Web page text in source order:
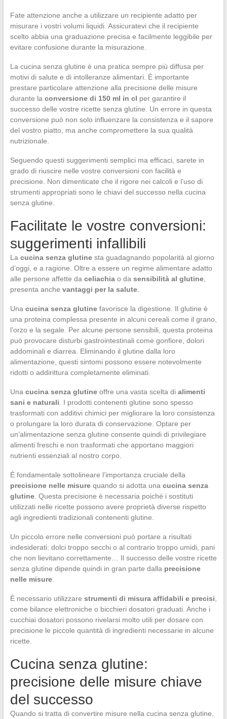
Fate attenzione anche a utilizzare un recipiente adatto per
misurare i vostri volumi liquidi. Assicuratevi che il recipiente
scelto abbia una graduazione precisa e facilmente leggibile per
evitare confusione durante la misurazione.
La cucina senza glutine è una pratica sempre più diffusa per
motivi di salute e di intolleranze alimentari. È importante
prestare particolare attenzione alla precisione delle misure
durante la conversione di 150 ml in cl per garantire il
successo delle vostre ricette senza glutine. Un errore in questa
conversione può non solo influenzare la consistenza e il sapore
del vostro piatto, ma anche compromettere la sua qualità
nutrizionale.
Seguendo questi suggerimenti semplici ma efficaci, sarete in
grado di riuscire nelle vostre conversioni con facilità e
precisione. Non dimenticate che il rigore nei calcoli e l’uso di
strumenti appropriati sono le chiavi del successo nella cucina
senza glutine.
Facilitate le vostre conversioni:
suggerimenti infallibili
La cucina senza glutinesta guadagnando popolarità al giorno
d’oggi, e a ragione. Oltre a essere un regime alimentare adatto
alle persone affette da celiachiao da sensibilità al glutine,
presenta anche vantaggi per la salute.
Una cucina senza glutinefavorisce la digestione. Il glutine è
una proteina complessa presente in alcuni cereali come il grano,
l’orzo e la segale. Per alcune persone sensibili, questa proteina
può provocare disturbi gastrointestinali come gonfiore, dolori
addominali e diarrea. Eliminando il glutine dalla loro
alimentazione, questi sintomi possono essere notevolmente
ridotti o addirittura completamente eliminati.
Una cucina senza glutineoffre una vasta scelta di alimenti
sani e naturali . I prodotti contenenti glutine sono spesso
trasformati con additivi chimici per migliorare la loro consistenza
o prolungare la loro durata di conservazione. Optare per
un’alimentazione senza glutine consente quindi di privilegiare
alimenti freschi e non trasformati che apportano maggiori
nutrienti essenziali al nostro corpo.
È fondamentale sottolineare l’importanza cruciale della
precisione nelle misurequando si adotta una cucina senza
glutine. Questa precisione è necessaria poiché i sostituti
utilizzati nelle ricette possono avere proprietà diverse rispetto
agli ingredienti tradizionali contenenti glutine.
Un piccolo errore nelle conversioni può portare a risultati
indesiderati: dolci troppo secchi o al contrario troppo umidi, pani
che non lievitano correttamente… Il successo delle vostre ricette
senza glutine dipende quindi in gran parte dalla precisione
nelle misure.
È necessario utilizzare strumenti di misura affidabili e precisi
come bilance elettroniche o bicchieri dosatori graduati. Anche i
cucchiai dosatori possono rivelarsi molto utili per dosare con
precisione le piccole quantità di ingredienti necessarie in alcune
ricette.
Cucina senza glutine:
precisione delle misure chiave
del successo
Quando si tratta di convertire misure nella cucina senza glutine,